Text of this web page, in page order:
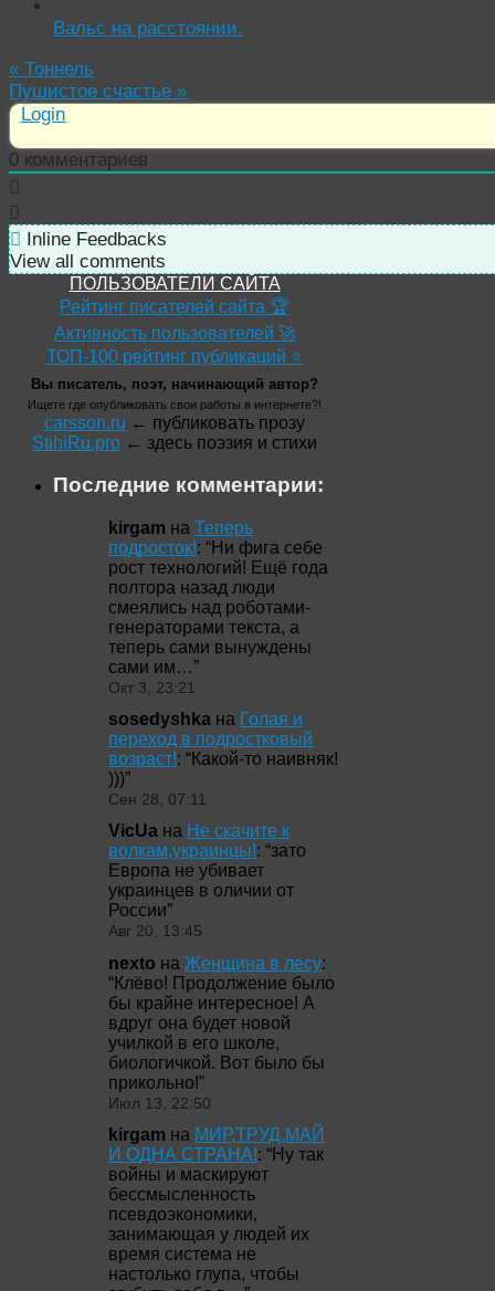
Вальс на расстоянии.
« Тоннель
Пушистое счастье »
Login
0 комментариев
Inline Feedbacks
View all comments
ПОЛЬЗОВАТЕЛИ САЙТА
Рейтинг писателей сайта 🏆
Активность пользователей 🚀
ТОП-100 рейтинг публикаций ⭐
Вы писатель, поэт, начинающий автор?
Ищете где опубликовать свои работы в интернете?!
carsson.ru ← публиковать прозу
StihiRu.pro ← здесь поэзия и стихи
Последние комментарии:
kirgam на Теперь
подросток!: “Ни фига себе
рост технологий! Ещё года
полтора назад люди
смеялись над роботами-
генераторами текста, а
теперь сами вынуждены
сами им…”
Окт 3, 23:21
sosedyshka на Голая и
переход в подростковый
возраст!: “Какой-то наивняк!
)))”
Сен 28, 07:11
VicUa на Не скачите к
волкам,украинцы!: “зато
Европа не убивает
украинцев в оличии от
России”
Авг 20, 13:45
nexto на Женщина в лесу:
“Клёво! Продолжение было
бы крайне интересное! А
вдруг она будет новой
училкой в его школе,
биологичкой. Вот было бы
прикольно!”
Июл 13, 22:50
kirgam на МИР,ТРУД,МАЙ
И ОДНА СТРАНА!: “Ну так
войны и маскируют
бессмысленность
псевдоэкономики,
занимающая у людей их
время система не
настолько глупа, чтобы